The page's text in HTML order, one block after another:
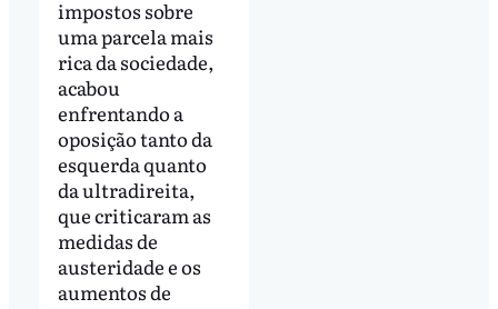
impostos sobre
uma parcela mais
rica da sociedade,
acabou
enfrentando a
oposição tanto da
esquerda quanto
da ultradireita,
que criticaram as
medidas de
austeridade e os
aumentos de